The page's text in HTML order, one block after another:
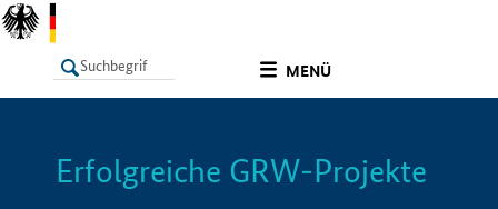
MENÜ
LISTE Info
Erfolgreiche GRW-Projekte